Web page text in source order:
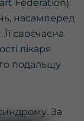
Federation):
насамперед
своєчасна
лікаря
подальшу
За